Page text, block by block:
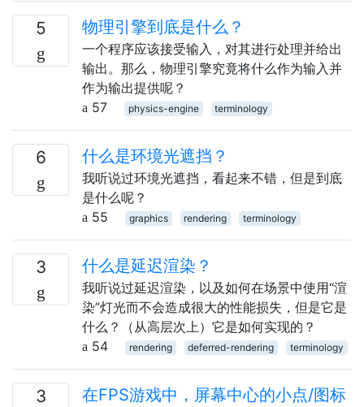
5 物理引擎到底是什么？
一个程序应该接受输入，对其进行处理并给出
输出。那么，物理引擎究竟将什么作为输入并
作为输出提供呢？
57
physics-engine terminology
6 什么是环境光遮挡？
我听说过环境光遮挡，看起来不错，但是到底
是什么呢？
55
graphics rendering terminology
3 什么是延迟渲染？
我听说过延迟渲染，以及如何在场景中使用“渲
染”灯光而不会造成很大的性能损失，但是它是
什么？（从高层次上）它是如何实现的？
54
rendering deferred-rendering terminology
3
在FPS游戏中，屏幕中心的小点/图标